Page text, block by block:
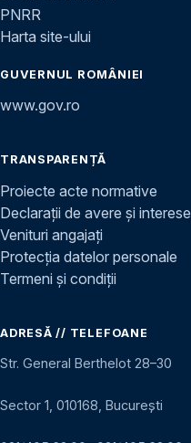
PNRR
Harta site-ului
GUVERNUL ROMÂNIEI
www.gov.ro
TRANSPARENȚĂ
Proiecte acte normative
Declarații de avere și interese
Venituri angajați
Protecția datelor personale
Termeni și condiții
ADRESĂ // TELEFOANE
Str. General Berthelot 28–30
Sector 1, 010168, București